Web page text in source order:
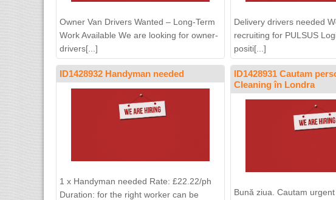
Owner Van Drivers Wanted – Long-Term
Work Available We are looking for owner-
drivers[...]
Delivery drivers needed
recruiting for PULSUS
positi[...]
ID1428932 Handyman needed
1 x Handyman needed Rate: £22.22/ph
Duration: for the right worker can be
ID1428931 Cautam
Cleaning în Londra
Bună ziua. Cautam